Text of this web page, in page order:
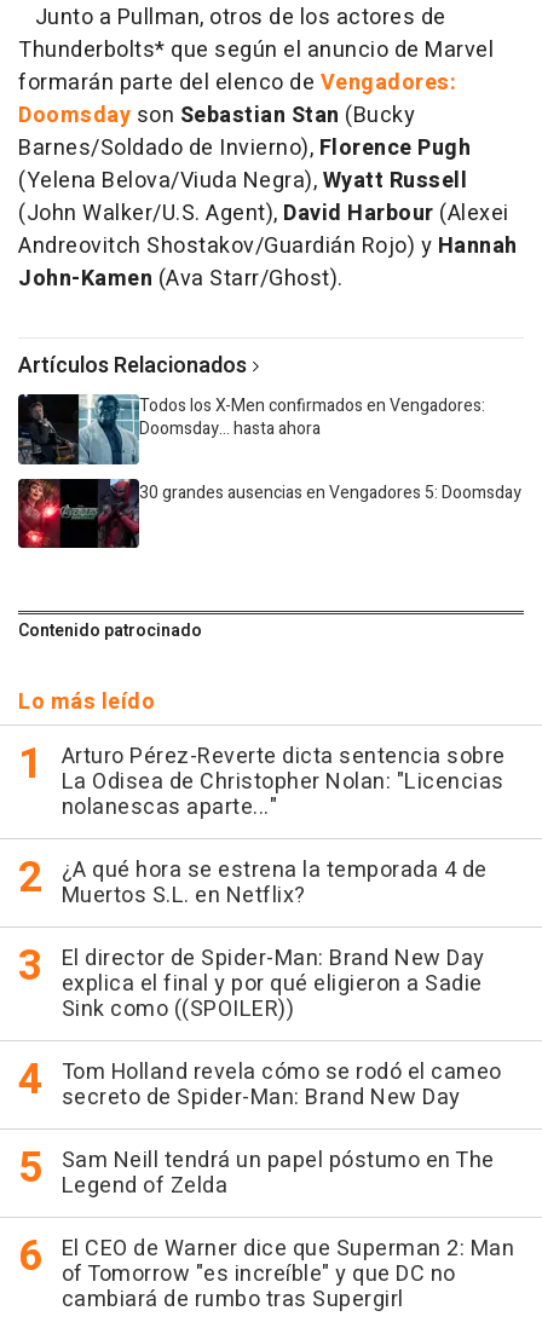
Junto a Pullman, otros de los actores de
Thunderbolts* que según el anuncio de Marvel
formarán parte del elenco de Vengadores:
Doomsday son Sebastian Stan (Bucky
Barnes/Soldado de Invierno), Florence Pugh
(Yelena Belova/Viuda Negra),Wyatt Russell
(John Walker/U.S. Agent), David Harbour (Alexei
Andreovitch Shostakov/Guardián Rojo) y Hannah
John-Kamen (Ava Starr/Ghost).
Artículos Relacionados
Todos los X-Men confirmados en Vengadores:
Doomsday... hasta ahora
30 grandes ausencias en Vengadores 5: Doomsday
Contenido patrocinado
Lo más leído
Arturo Pérez-Reverte dicta sentencia sobre
La Odisea de Christopher Nolan: "Licencias
nolanescas aparte..."
¿A qué hora se estrena la temporada 4 de
Muertos S.L. en Netflix?
El director de Spider-Man: Brand New Day
explica el final y por qué eligieron a Sadie
Sink como ((SPOILER))
Tom Holland revela cómo se rodó el cameo
secreto de Spider-Man: Brand New Day
Sam Neill tendrá un papel póstumo en The
Legend of Zelda
El CEO de Warner dice que Superman 2: Man
of Tomorrow "es increíble" y que DC no
cambiará de rumbo tras Supergirl